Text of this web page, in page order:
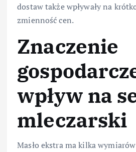
dostaw także wpływały na
zmienność cen.
Znaczenie
wpływ na
mleczarski
Masło ekstra ma kilka